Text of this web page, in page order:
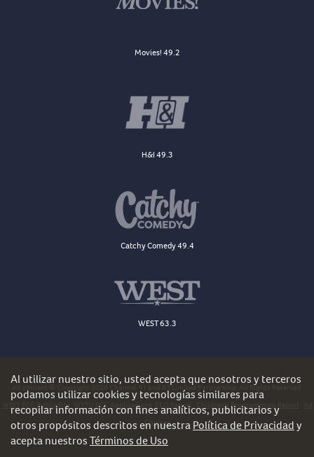
Movies! 49.2
H&I 49.3
Catchy Comedy 49.4
WEST 63.3
All content © Copyright 2026 Channel 41 and 63 Limited Partnership. All Rights Reserved.
WDJT FCC Public File
WYTU FCC Applications EEO Report Children's Programming Report
Choices
Al utilizar nuestro sitio, usted acepta que nosotros y terceros
podamos utilizar cookies y tecnologías similares para
recopilar información con fines analíticos, publicitarios y
otros propósitos descritos en nuestraPolítica de Privacidady
acepta nuestrosTérminos de Uso